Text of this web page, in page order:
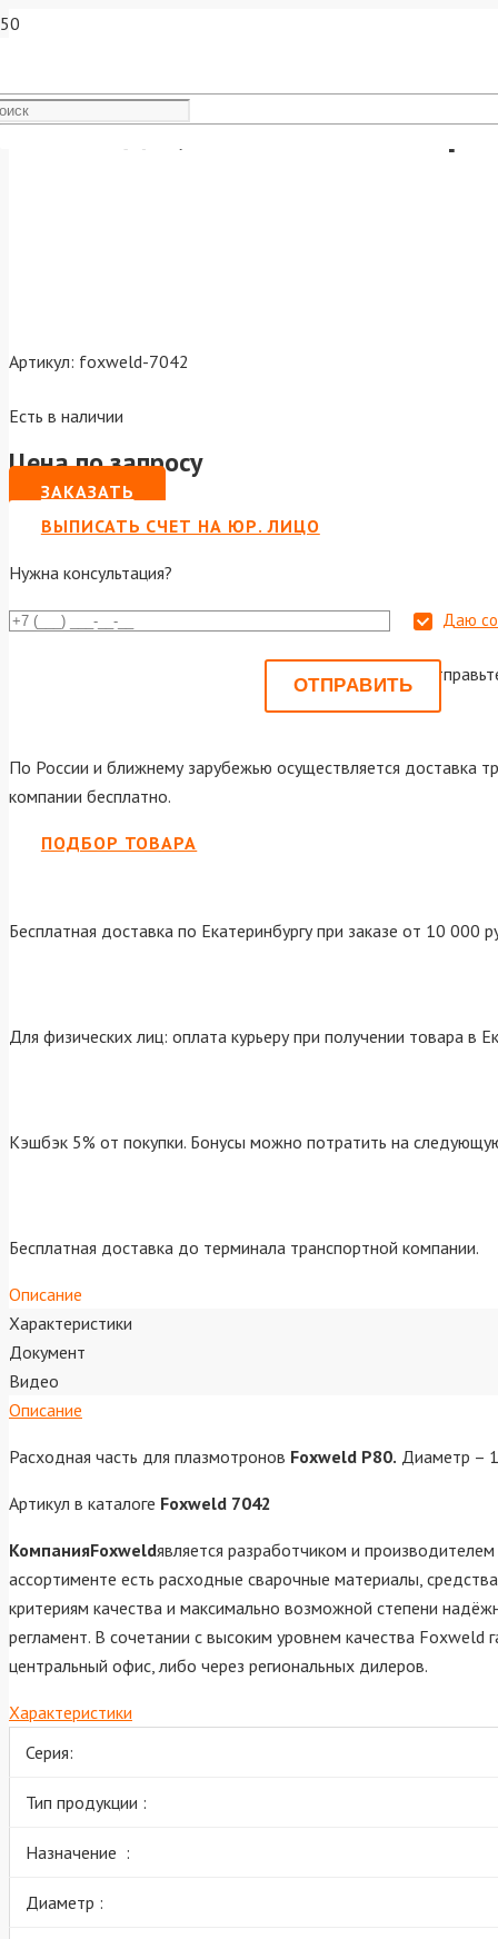
Сопло д.1,1мм к
Артикул: foxweld-7042
Есть в наличии
Цена по запросу
ЗАКАЗАТЬ
ВЫПИСАТЬ СЧЕТ НА ЮР. ЛИЦО
Нужна консультация?
Даю
Или
По России и ближнему зарубежью осуществляется доставка
компании бесплатно.
ПОДБОР ТОВАРА
Бесплатная доставка по Екатеринбургу при заказе от 10 000
Для физических лиц: оплата курьеру при получении товара в
Кэшбэк 5% от покупки. Бонусы можно потратить на
Бесплатная доставка до терминала транспортной компании.
Описание
Характеристики
Документ
Видео
Описание
Расходная часть для плазмотронов Foxweld P80. Диаметр –
Артикул в каталоге Foxweld 7042
КомпанияFoxweldявляется разработчиком и
ассортименте есть расходные сварочные материалы,
критериям качества и максимально возможной степени
регламент. В сочетании с высоким уровнем качества
центральный офис, либо через региональных дилеров.
Характеристики
Серия:
Тип продукции :
Назначение :
Диаметр :